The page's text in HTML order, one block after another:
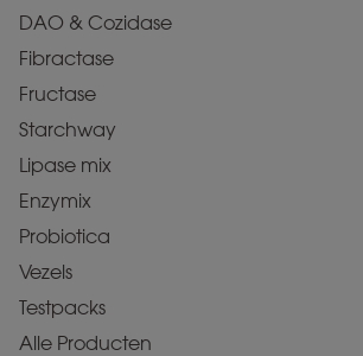
DAO & Cozidase
Fibractase
Fructase
Starchway
Lipase mix
Enzymix
Probiotica
Vezels
Testpacks
Alle Producten